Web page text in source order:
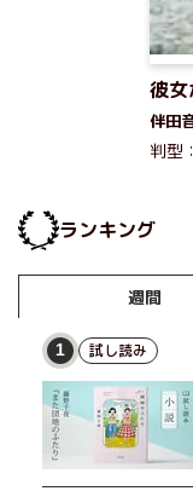
彼女
伴田
判型
ランキング
週間
1 試し読み